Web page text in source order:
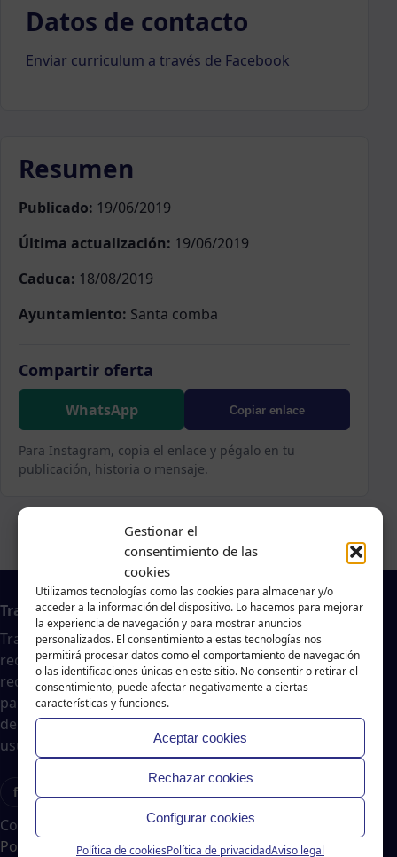
Gestionar el
consentimiento de las
cookies
Utilizamos tecnologías como las cookies para almacenar y/o
acceder a la información del dispositivo. Lo hacemos para mejorar
la experiencia de navegación y para mostrar anuncios
personalizados. El consentimiento a estas tecnologías nos
permitirá procesar datos como el comportamiento de navegación
o las identificaciones únicas en este sitio. No consentir o retirar el
consentimiento, puede afectar negativamente a ciertas
características y funciones.
Aceptar cookies
Rechazar cookies
Configurar cookies
Política de cookiesPolítica de privacidadAviso legal
Datos de contacto
Enviar curriculum a través de Facebook
Resumen
Publicado: 19/06/2019
Última actualización: 19/06/2019
Caduca: 18/08/2019
Ayuntamiento: Santa comba
Compartir oferta
WhatsApp Copiar enlace
Para Instagram, copia el enlace y pégalo en tu
publicación, historia o mensaje.
Trabajo en A Coruña
Traballar na costa es un agregador de noticias
recopiladas de páginas webs, portales de trabajo y
redes sociales, publicadas por empresas o
particulares, no nos responsabilizamos de la veracidad
del contenido ni de la oferta de trabajo publicada. Los
usuarios deberán valorar la veracidad de dicha oferta.
f
Copyright © 2024 Traballar na Costa|
Política de cookies -Política de privacidad